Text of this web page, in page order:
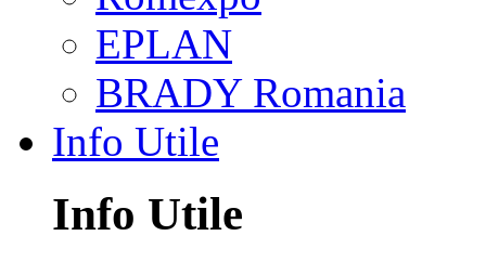
EPLAN
BRADY Romania
Info Utile
Info Utile